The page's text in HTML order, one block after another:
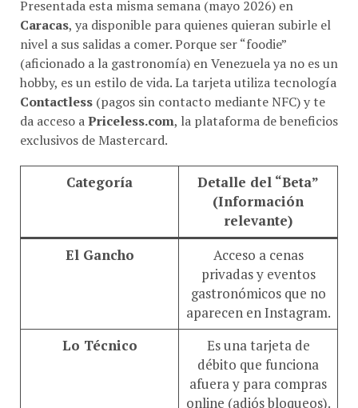
Caracas, ya disponible para quienes quieran subirle el
nivel a sus salidas a comer. Porque ser “foodie”
(aficionado a la gastronomía) en Venezuela ya no es un
hobby, es un estilo de vida. La tarjeta utiliza tecnología
Contactless (pagos sin contacto mediante NFC) y te
da acceso aPriceless.com, la plataforma de beneficios
exclusivos de Mastercard.
Categoría
Detalle del “Beta”
(Información
relevante)
El Gancho
Acceso a cenas
privadas y eventos
gastronómicos que no
aparecen en Instagram.
Lo Técnico
Es una tarjeta de
débito que funciona
afuera y para compras
online (adiós bloqueos).